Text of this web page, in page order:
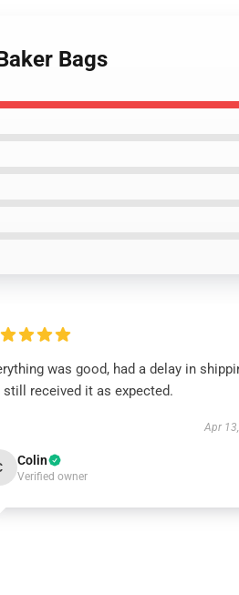
Bags
was good, had a delay in
still received it as expected.
Apr
Colin
Verified owner